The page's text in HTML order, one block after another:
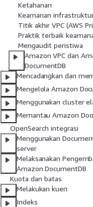
Ketahanan
Keamanan
Titik akhir VPC (AWS
Praktik terbaik
Mengaudit peristiwa
Amazon VPC dan
DocumentDB
Mencadangkan dan
Mengelola Amazon
Menggunakan cluster
Memantau Amazon
OpenSearch integrasi
Menggunakan
server
Melaksanakan
Amazon DocumentDB
Kuota dan batas
Melakukan kueri
Indeks